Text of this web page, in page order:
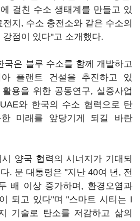
걸친 수소 생태계를 만들고 있
지, 수소 충전소와 같은 수소의
점이 있다"고 소개했다.
국은 블루 수소를 함께 개발하고
아 플랜트 건설을 추진하고 있
용을 위한 공동연구, 실증사업
와 한국의 수소 협력으로 탄
한 미래를 앞당기게 되길 바란
양국 협력의 시너지가 기대되
. 문 대통령은 "지난 40여 년, 전
배 이상 증가하며, 환경오염과
되고 있다"며 "스마트 시티는 I
기술로 탄소를 저감하고 삶의